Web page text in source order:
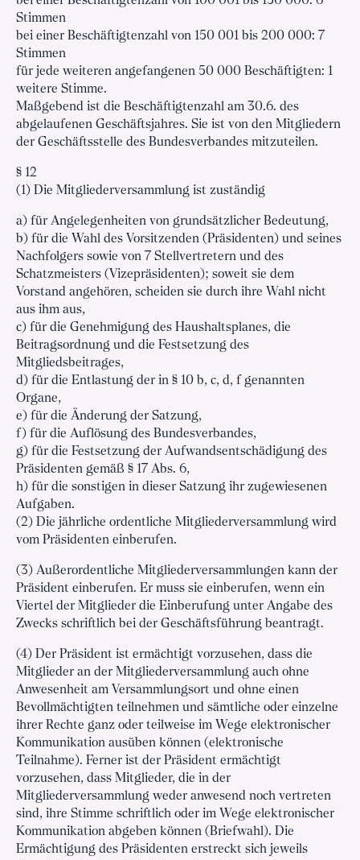
Stimmen
bei einer Beschäftigtenzahl von 150 001 bis 200 000: 7
Stimmen
für jede weiteren angefangenen 50 000 Beschäftigten: 1
weitere Stimme.
Maßgebend ist die Beschäftigtenzahl am 30.6. des
abgelaufenen Geschäftsjahres. Sie ist von den Mitgliedern
der Geschäftsstelle des Bundesverbandes mitzuteilen.
§ 12
(1) Die Mitgliederversammlung ist zuständig
a) für Angelegenheiten von grundsätzlicher Bedeutung,
b) für die Wahl des Vorsitzenden (Präsidenten) und seines
Nachfolgers sowie von 7 Stellvertretern und des
Schatzmeisters (Vizepräsidenten); soweit sie dem
Vorstand angehören, scheiden sie durch ihre Wahl nicht
aus ihm aus,
c) für die Genehmigung des Haushaltsplanes, die
Beitragsordnung und die Festsetzung des
Mitgliedsbeitrages,
d) für die Entlastung der in § 10 b, c, d, f genannten
Organe,
e) für die Änderung der Satzung,
f) für die Auflösung des Bundesverbandes,
g) für die Festsetzung der Aufwandsentschädigung des
Präsidenten gemäß § 17 Abs. 6,
h) für die sonstigen in dieser Satzung ihr zugewiesenen
Aufgaben.
(2) Die jährliche ordentliche Mitgliederversammlung wird
vom Präsidenten einberufen.
(3) Außerordentliche Mitgliederversammlungen kann der
Präsident einberufen. Er muss sie einberufen, wenn ein
Viertel der Mitglieder die Einberufung unter Angabe des
Zwecks schriftlich bei der Geschäftsführung beantragt.
(4) Der Präsident ist ermächtigt vorzusehen, dass die
Mitglieder an der Mitgliederversammlung auch ohne
Anwesenheit am Versammlungsort und ohne einen
Bevollmächtigten teilnehmen und sämtliche oder einzelne
ihrer Rechte ganz oder teilweise im Wege elektronischer
Kommunikation ausüben können (elektronische
Teilnahme). Ferner ist der Präsident ermächtigt
vorzusehen, dass Mitglieder, die in der
Mitgliederversammlung weder anwesend noch vertreten
sind, ihre Stimme schriftlich oder im Wege elektronischer
Kommunikation abgeben können (Briefwahl). Die
Ermächtigung des Präsidenten erstreckt sich jeweils